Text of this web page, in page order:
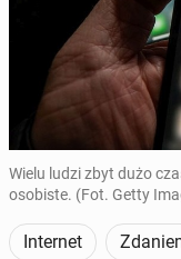
Wielu ludzi zbyt dużo
osobiste. (Fot. Getty
Internet